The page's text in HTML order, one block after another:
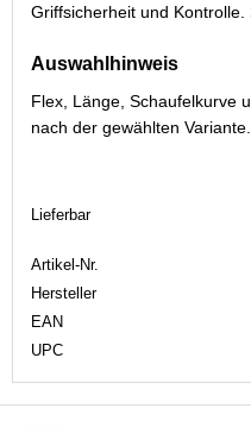
Griffsicherheit und Kontrolle.
Auswahlhinweis
Flex, Länge, Schaufelkurve
nach der gewählten Variante.
Lieferbar
Artikel-Nr.
Hersteller
EAN
UPC